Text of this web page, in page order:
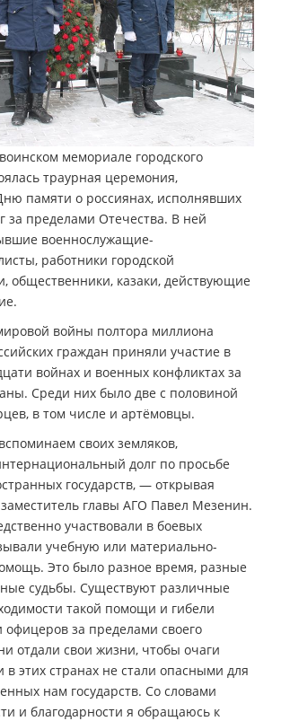
мемориале городского
траурная церемония,
памяти о россиянах, исполнявших
за пределами Отечества. В ней
военнослужащие-
работники городской
общественники, казаки, действующие
войны полтора миллиона
граждан приняли участие в
войнах и военных конфликтах за
Среди них было две с половиной
в том числе и артёмовцы.
своих земляков,
долг по просьбе
государств, — открывая
заместитель главы АГО Павел Мезенин.
участвовали в боевых
учебную или материально-
Это было разное время, разные
судьбы. Существуют различные
такой помощи и гибели
офицеров за пределами своего
отдали свои жизни, чтобы очаги
в этих странах не стали опасными для
нам государств. Со словами
и благодарности я обращаюсь к